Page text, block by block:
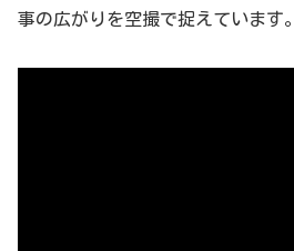
事の広がりを空撮で捉えています。